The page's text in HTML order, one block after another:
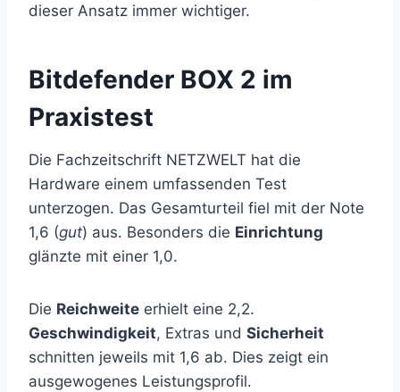
dieser Ansatz immer wichtiger.
Bitdefender BOX 2 im
Praxistest
Die Fachzeitschrift NETZWELT hat die
Hardware einem umfassenden Test
unterzogen. Das Gesamturteil fiel mit der Note
1,6 (gut) aus. Besonders die Einrichtung
glänzte mit einer 1,0.
Die Reichweite erhielt eine 2,2.
Geschwindigkeit, Extras und Sicherheit
schnitten jeweils mit 1,6 ab. Dies zeigt ein
ausgewogenes Leistungsprofil.